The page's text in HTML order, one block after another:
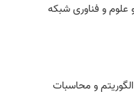
علوم و فناوری شبکه
الگوریتم و محاسبات